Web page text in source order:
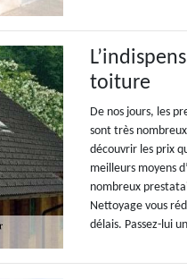
toiture
De nos jours, les
sont très
découvrir les prix
meilleurs moyens
nombreux
Nettoyage vous
délais. Passez-lui